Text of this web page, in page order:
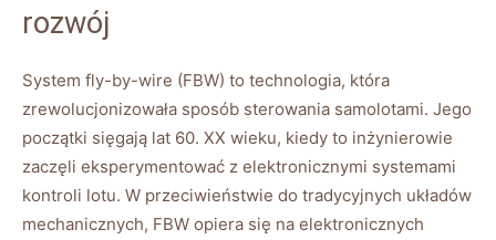
rozwój
System fly-by-wire (FBW) ⁤to technologia, która
zrewolucjonizowała sposób‍ sterowania samolotami. Jego⁢
początki ‌sięgają‌ lat⁤ 60. XX wieku, kiedy ​to inżynierowie⁣
zaczęli eksperymentować ‍z elektronicznymi systemami
⁤kontroli lotu. W przeciwieństwie do tradycyjnych układów
mechanicznych, FBW opiera się na elektronicznych